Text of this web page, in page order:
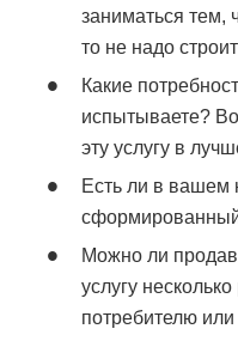
заниматься тем,
то не надо
Какие
испытываете?
эту услугу в
Есть ли в вашем
Можно ли
услугу
потребителю